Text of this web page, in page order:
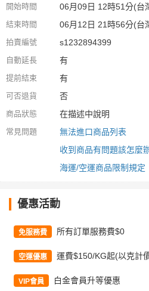
開始時間 06月09日 12時51分(台
結束時間 06月12日 21時56分(台
拍賣編號 s1232894399
自動延長 有
提前結束 有
可否退貨 否
商品狀態 在描述中說明
常見問題
無法進口商品列表
收到商品有問題該怎麼
海運/空運商品限制規定
優惠活動
免服務費 所有訂單服務費$0
空運優惠 運費$150/KG起(以克計
VIP會員 白金會員升等優惠